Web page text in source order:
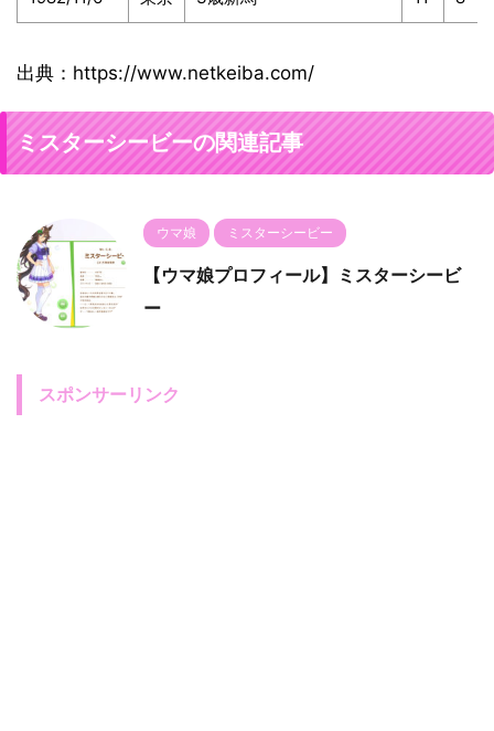
出典：https://www.netkeiba.com/
ミスターシービーの関連記事
ウマ娘 ミスターシービー
【ウマ娘プロフィール】ミスターシービ
ー
スポンサーリンク